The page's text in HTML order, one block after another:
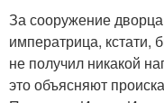
За сооружение
императрица, кстати,
не получил никакой
это объясняют